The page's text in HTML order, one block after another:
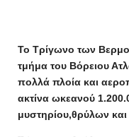
Το Τρίγωνο των
τμήμα του Βόρειου
πολλά πλοία και
ακτίνα ωκεανού
μυστηρίου,θρύλων